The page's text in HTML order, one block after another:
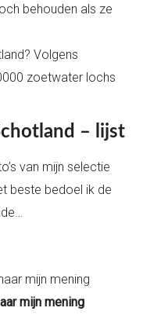
behouden als ze
Volgens
zoetwater lochs
– lijst
van mijn selectie
beste bedoel ik de
mijn mening